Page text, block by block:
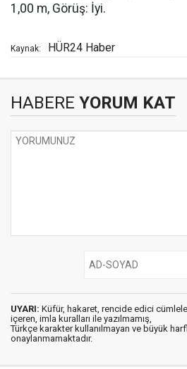
1,00 m, Görüş: İyi.
Kaynak: HÜR24 Haber
HABERE YORUM KAT
UYARI: Küfür, hakaret, rencide edici
içeren, imla kuralları ile yazılmamış,
Türkçe karakter kullanılmayan ve büyük
onaylanmamaktadır.